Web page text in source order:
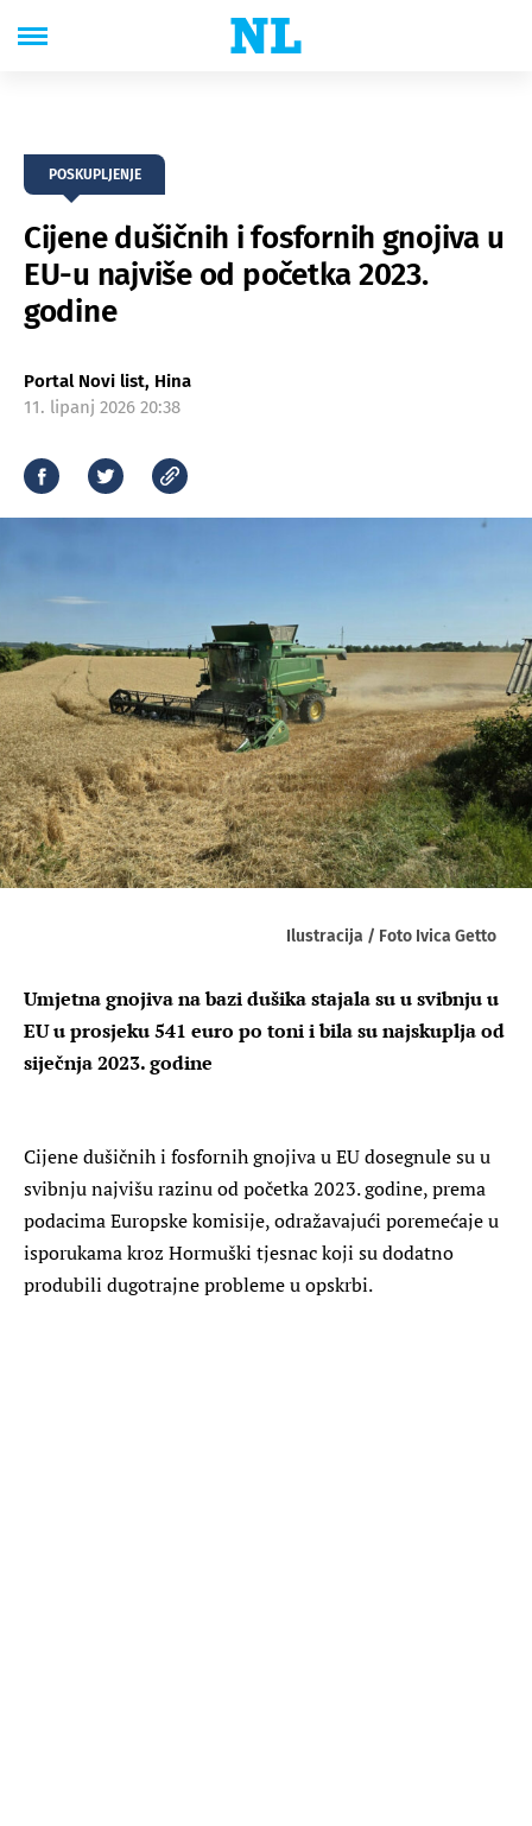
POSKUPLJENJE
Cijene dušičnih i fosfornih gnojiva u
EU-u najviše od početka 2023.
godine
Portal Novi list, Hina
11. lipanj 2026 20:38
Ilustracija / Foto Ivica Getto
Umjetna gnojiva na bazi dušika stajala su u svibnju u
EU u prosjeku 541 euro po toni i bila su najskuplja od
siječnja 2023. godine
Cijene dušičnih i fosfornih gnojiva u EU dosegnule su u
svibnju najvišu razinu od početka 2023. godine, prema
podacima Europske komisije, odražavajući poremećaje u
isporukama kroz Hormuški tjesnac koji su dodatno
produbili dugotrajne probleme u opskrbi.